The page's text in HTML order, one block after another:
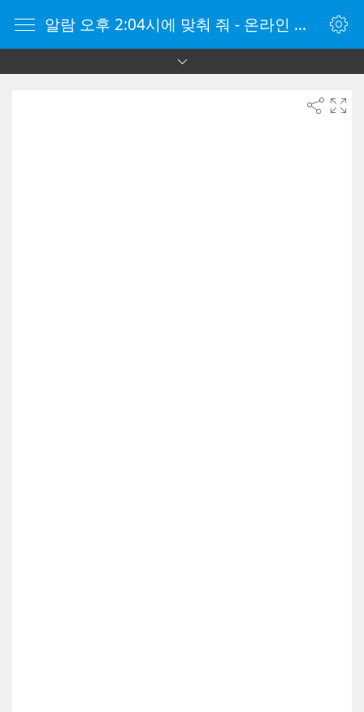
알람 오후 2:04시에 맞춰 줘 - 온라인 알람 시계 - 자명종 온라인 - 온라인 자명종